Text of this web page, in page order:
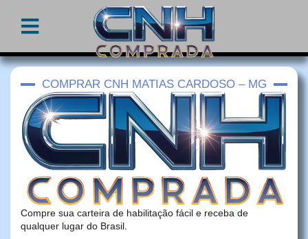
COMPRAR CNH MATIAS CARDOSO – MG
Compre sua carteira de habilitação fácil e receba de
qualquer lugar do Brasil.